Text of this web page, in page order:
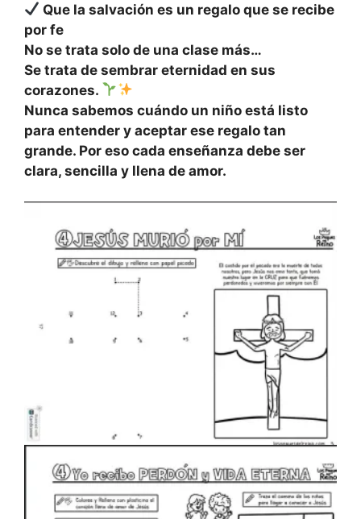
Que la salvación es un regalo que se recibe
por fe
No se trata solo de una clase más…
Se trata de sembrar eternidad en sus
corazones.
Nunca sabemos cuándo un niño está listo
para entender y aceptar ese regalo tan
grande. Por eso cada enseñanza debe ser
clara, sencilla y llena de amor.